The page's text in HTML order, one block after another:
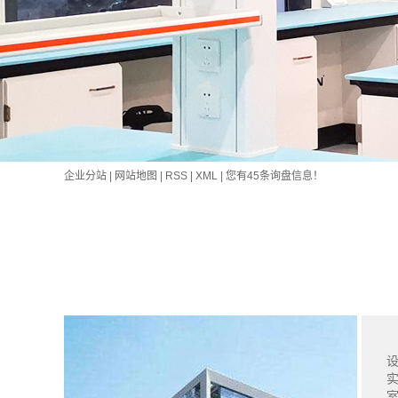
企业分站 网站地图 RSS XML 您有45条询盘信息！